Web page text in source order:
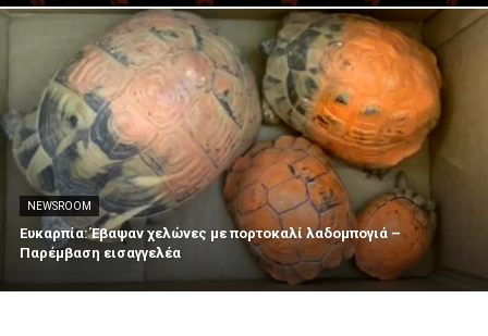
NEWSROOM
Ευκαρπία: Έβαψαν χελώνες με πορτοκαλί λαδομπογιά –
Παρέμβαση εισαγγελέα